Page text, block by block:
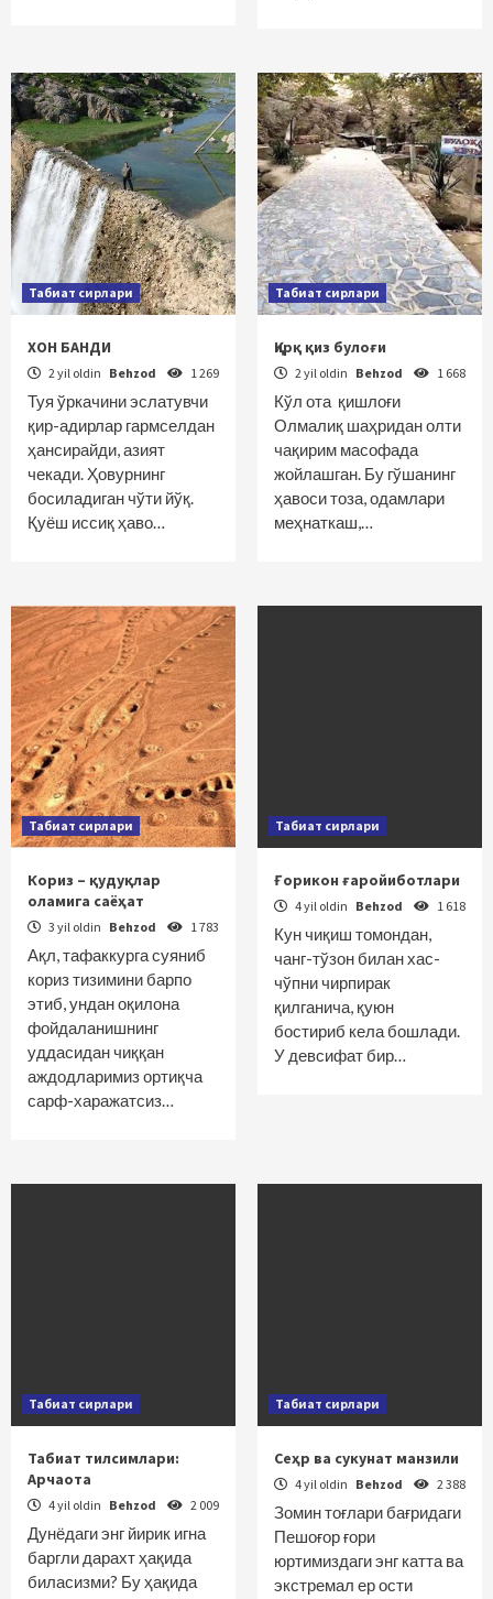
Табиат сирлари
ХОН БАНДИ
2 yil oldin Behzod 1 269
Туя ўркачини эслатувчи
қир-адирлар гармселдан
ҳансирайди, азият
чекади. Ҳовурнинг
босиладиган чўти йўқ.
Қуёш иссиқ ҳаво…
Табиат сирлари
Қирқ қиз булоғи
2 yil oldin Behzod 1 668
Кўл ота қишлоғи
Олмалиқ шаҳридан олти
чақирим масофада
жойлашган. Бу гўшанинг
ҳавоси тоза, одамлари
меҳнаткаш,…
Табиат сирлари
Кориз – қудуқлар
оламига саёҳат
3 yil oldin Behzod 1 783
Ақл, тафаккурга суяниб
кориз тизимини барпо
этиб, ундан оқилона
фойдаланишнинг
уддасидан чиққан
аждодларимиз ортиқча
сарф-харажатсиз…
Табиат сирлари
Ғорикон ғаройиботлари
4 yil oldin Behzod 1 618
Кун чиқиш томондан,
чанг-тўзон билан хас-
чўпни чирпирак
қилганича, қуюн
бостириб кела бошлади.
У девсифат бир…
Табиат сирлари
Табиат тилсимлари:
Арчаота
4 yil oldin Behzod 2 009
Дунёдаги энг йирик игна
баргли дарахт ҳақида
биласизми? Бу ҳақида
Табиат сирлари
Сеҳр ва сукунат манзили
4 yil oldin Behzod 2 388
Зомин тоғлари бағридаги
Пешоғор ғори
юртимиздаги энг катта ва
экстремал ер ости